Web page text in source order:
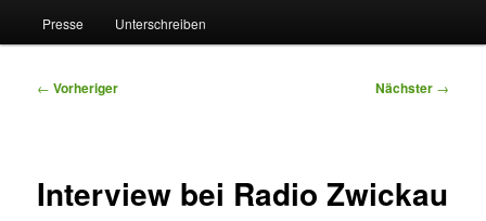
Presse Unterschreiben
Beitragsnavigation
← Vorheriger Nächster →
Interview bei Radio Zwickau